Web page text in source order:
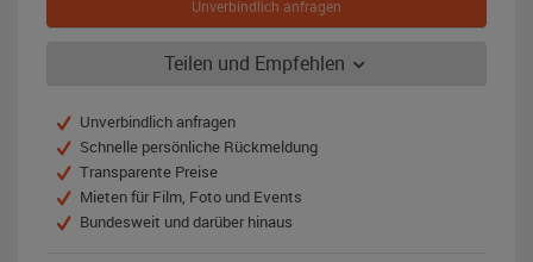
Unverbindlich anfragen
Teilen und Empfehlen
Unverbindlich anfragen
Schnelle persönliche Rückmeldung
Transparente Preise
Mieten für Film, Foto und Events
Bundesweit und darüber hinaus